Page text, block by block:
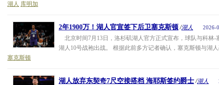
湖人 库明加
2年1900万！湖人官宣签下后卫塞克斯顿 /湖人 2026-
北京时间7月13日，洛杉矶湖人官方正式宣布，球队与科林-
湖人10号战袍出战。 根据此前多方记者确认，塞克斯顿与湖
塞克斯顿
湖人放弃东契奇7尺空接搭档 海耶斯签约爵士 /湖人